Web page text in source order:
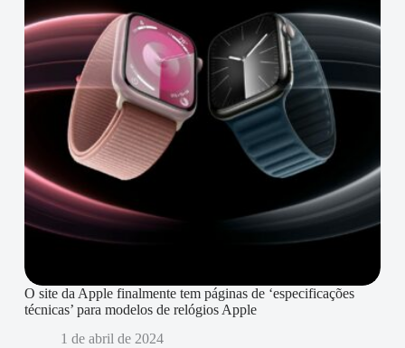
O site da Apple finalmente tem páginas de ‘especificações
técnicas’ para modelos de relógios Apple
1 de abril de 2024